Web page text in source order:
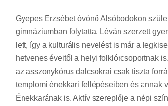
Gyepes Erzsébet óvónő Alsóbodokon
gimnáziumban folytatta. Léván szerzett
lett, így a kulturális nevelést is már a
hetvenes éveitől a helyi folklórcsoportnak
az asszonykórus dalcsokrai csak tiszta
templomi énekkari fellépéseiben és annak
Énekkarának is. Aktív szereplője a népi